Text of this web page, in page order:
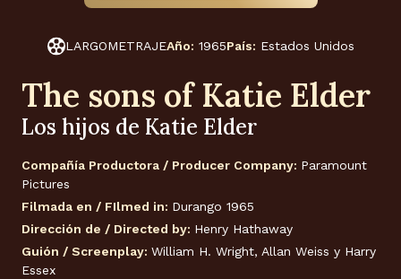
LARGOMETRAJEAño: 1965País: Estados Unidos
The sons of Katie Elder
Los hijos de Katie Elder
Compañía Productora / Producer Company: Paramount
Pictures
Filmada en / FIlmed in: Durango 1965
Dirección de / Directed by: Henry Hathaway
Guión / Screenplay: William H. Wright, Allan Weiss y Harry
Essex